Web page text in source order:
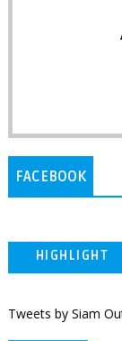
FACEBOOK
HIGHLIGHT
Tweets by Siam